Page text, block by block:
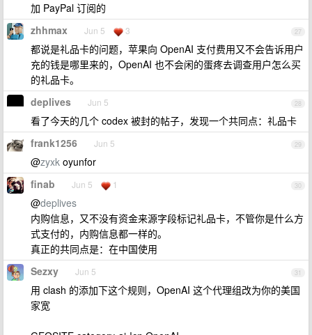
加 PayPal 订阅的
27
zhhmax Jun 5 3
都说是礼品卡的问题，苹果向 OpenAI 支付费用又不会告诉用户
充的钱是哪里来的，OpenAI 也不会闲的蛋疼去调查用户怎么买
的礼品卡。
28
deplives Jun 5
看了今天的几个 codex 被封的帖子，发现一个共同点：礼品卡
29
frank1256 Jun 5
@zyxk oyunfor
30
finab Jun 5 1
@deplives
内购信息，又不没有资金来源字段标记礼品卡，不管你是什么方
式支付的，内购信息都一样的。
真正的共同点是：在中国使用
31
Sezxy Jun 5
用 clash 的添加下这个规则，OpenAI 这个代理组改为你的美国
家宽